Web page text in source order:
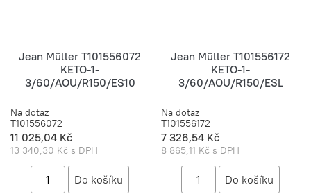
Jean Müller T101556072
KETO-1-
3/60/AOU/R150/ES10
Na dotaz
T101556072
11 025,04 Kč
13 340,30 Kč s DPH
Jean Müller T101556172
KETO-1-
3/60/AOU/R150/ESL
Na dotaz
T101556172
7 326,54 Kč
8 865,11 Kč s DPH